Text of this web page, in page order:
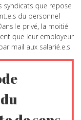
syndicats que repose
du personnel
le privé, la moitié
que leur employeur
mail aux salarié.e.s